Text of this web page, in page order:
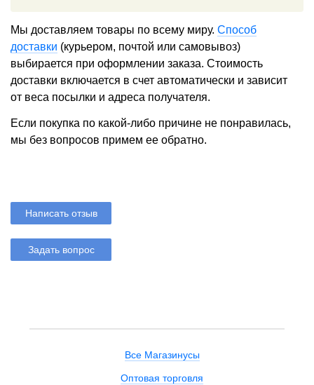
Мы доставляем товары по всему миру. Способ
доставки (курьером, почтой или самовывоз)
выбирается при оформлении заказа. Стоимость
доставки включается в счет автоматически и зависит
от веса посылки и адреса получателя.
Если покупка по какой-либо причине не понравилась,
мы без вопросов примем ее обратно.
Написать отзыв
Задать вопрос
Все Магазинусы
Оптовая торговля